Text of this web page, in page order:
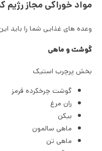
مواد خوراکی مجاز رژیم
وعده های غذایی شما را باید
گوشت و ماهی
بخش پرچرب استیک
گوشت چرخکرده قرمز
ران مرغ
بیکن
ماهی سالمون
ماهی تن